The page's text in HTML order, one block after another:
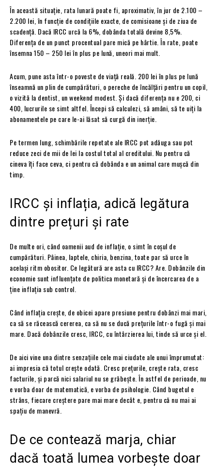
În această situație, rata lunară poate fi, aproximativ, în jur de 2.100 –
2.200 lei, în funcție de condițiile exacte, de comisioane și de ziua de
scadență. Dacă IRCC urcă la 6%, dobânda totală devine 8,5%.
Diferența de un punct procentual pare mică pe hârtie. În rate, poate
însemna 150 – 250 lei în plus pe lună, uneori mai mult.
Acum, pune asta într-o poveste de viață reală. 200 lei în plus pe lună
înseamnă un plin de cumpărături, o pereche de încălțări pentru un copil,
o vizită la dentist, un weekend modest. Și dacă diferența nu e 200, ci
400, lucrurile se simt altfel. Începi să calculezi, să amâni, să te uiți la
abonamentele pe care le-ai lăsat să curgă din inerție.
Pe termen lung, schimbările repetate ale IRCC pot adăuga sau pot
reduce zeci de mii de lei la costul total al creditului. Nu pentru că
cineva îți face ceva, ci pentru că dobânda e un animal care mușcă din
timp.
IRCC și inflația, adică legătura
dintre prețuri și rate
De multe ori, când oamenii aud de inflație, o simt în coșul de
cumpărături. Pâinea, laptele, chiria, benzina, toate par să urce în
același ritm obositor. Ce legătură are asta cu IRCC? Are. Dobânzile din
economie sunt influențate de politica monetară și de încercarea de a
ține inflația sub control.
Când inflația crește, de obicei apare presiune pentru dobânzi mai mari,
ca să se răcească cererea, ca să nu se ducă prețurile într-o fugă și mai
mare. Dacă dobânzile cresc, IRCC, cu întârzierea lui, tinde să urce și el.
De aici vine una dintre senzațiile cele mai ciudate ale unui împrumutat:
ai impresia că totul crește odată. Cresc prețurile, crește rata, cresc
facturile, și parcă nici salariul nu se grăbește. În astfel de perioade, nu
e vorba doar de matematică, e vorba de psihologie. Când bugetul e
strâns, fiecare creștere pare mai mare decât e, pentru că nu mai ai
spațiu de manevră.
De ce contează marja, chiar
dacă toată lumea vorbește doar